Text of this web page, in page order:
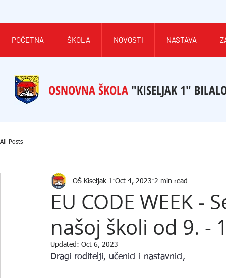
POČETNA ŠKOLA NOVOSTI NASTAVA
OSNOVNA ŠKOLA "KISELJAK 1"
All Posts
EU CODE WEEK -
našoj školi od 9. -
OŠ Kiseljak 1 Oct 4, 2023 2 min read
Updated: Oct 6, 2023
Dragi roditelji, učenici i nastavnici,